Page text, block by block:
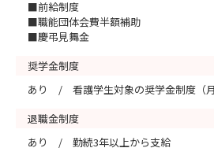
■前給制度
■職能団体会費半額補助
■慶弔見舞金
奨学金制度
あり / 看護学生対象の奨学金制度（月
退職金制度
あり / 勤続3年以上から支給